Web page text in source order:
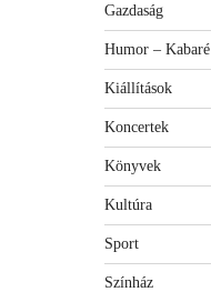
Gazdaság
Humor – Kabaré
Kiállítások
Koncertek
Könyvek
Kultúra
Sport
Színház